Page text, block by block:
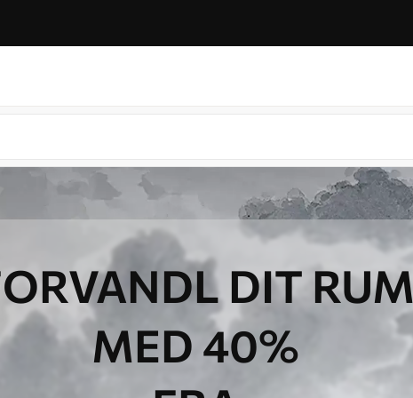
DIT RUM
MED 40%